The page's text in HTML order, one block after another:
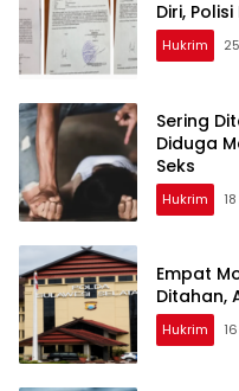
Diri,
Hukrim
Sering
Diduga
Seks
Hukrim
Empat
Ditahan,
Hukrim